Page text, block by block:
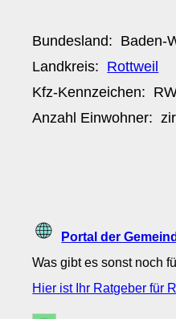
Bundesland: Baden-
Landkreis: Rottweil
Kfz-Kennzeichen:
Anzahl Einwohner:
Portal der
Was gibt es sonst noch
Hier ist Ihr Ratgeber für